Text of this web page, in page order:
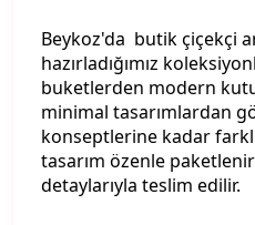
Beykoz'da butik çiçekçi
hazırladığımız
buketlerden modern
minimal tasarımlardan
konseptlerine kadar
tasarım özenle
detaylarıyla teslim edilir.